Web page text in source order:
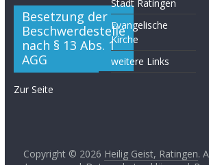
Besetzung der
Beschwerdestelle
nach § 13 Abs. 1
AGG
Zur Seite
Stadt Ratingen
Evangelische
Kirche
weitere Links
Copyright © 2026 Heilig Geist, Ratingen.